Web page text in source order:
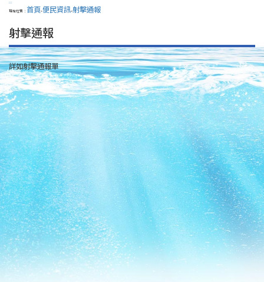
:::
現在位置： 首頁>便民資訊>射擊通報
射擊通報
詳如射擊通報單